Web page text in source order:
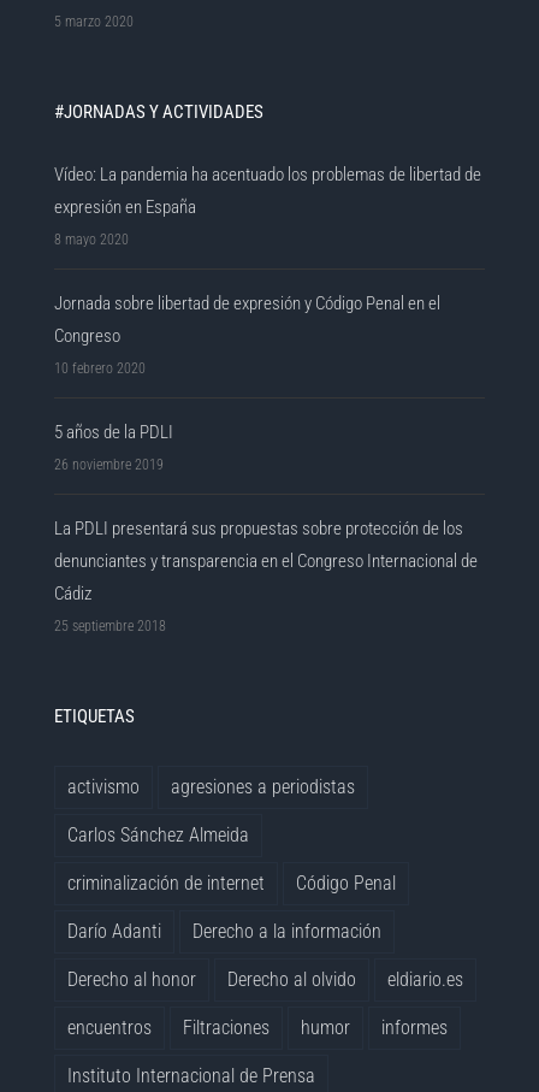
5 marzo 2020
#JORNADAS Y ACTIVIDADES
Vídeo: La pandemia ha acentuado los problemas de libertad de
expresión en España
8 mayo 2020
Jornada sobre libertad de expresión y Código Penal en el
Congreso
10 febrero 2020
5 años de la PDLI
26 noviembre 2019
La PDLI presentará sus propuestas sobre protección de los
denunciantes y transparencia en el Congreso Internacional de
Cádiz
25 septiembre 2018
ETIQUETAS
activismo agresiones a periodistas
Carlos Sánchez Almeida
criminalización de internet Código Penal
Darío Adanti Derecho a la información
Derecho al honor Derecho al olvido eldiario.es
encuentros Filtraciones humor informes
Instituto Internacional de Prensa